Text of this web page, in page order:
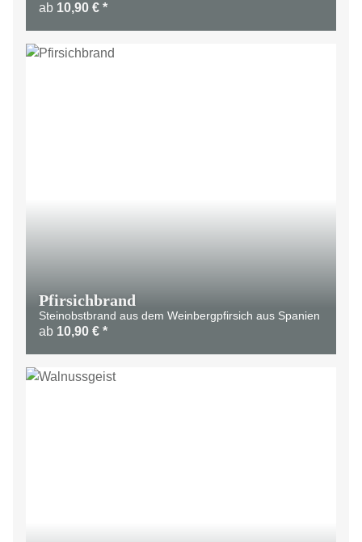
ab 10,90 € *
Pfirsichbrand
Steinobstbrand aus dem Weinbergpfirsich aus Spanien
ab 10,90 € *